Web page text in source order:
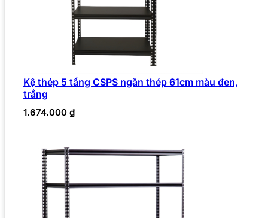
Kệ thép 5 tầng CSPS ngăn thép 61cm màu đen,
trắng
1.674.000 ₫